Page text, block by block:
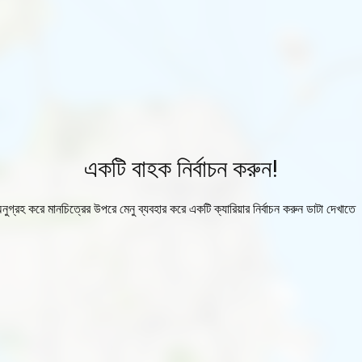
একটি বাহক নির্বাচন করুন!
করে মানচিত্রের উপরে মেনু ব্যবহার করে একটি ক্যারিয়ার নির্বাচন করুন ডাটা